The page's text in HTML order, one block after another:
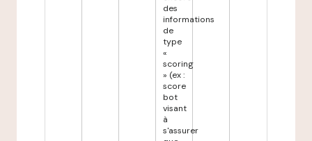
des
informations
de
type
«
scoring
» (ex :
score
bot
visant
à
s'assurer